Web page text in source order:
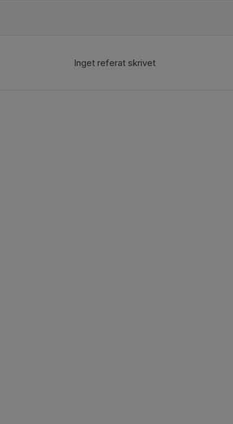
Inget referat skrivet